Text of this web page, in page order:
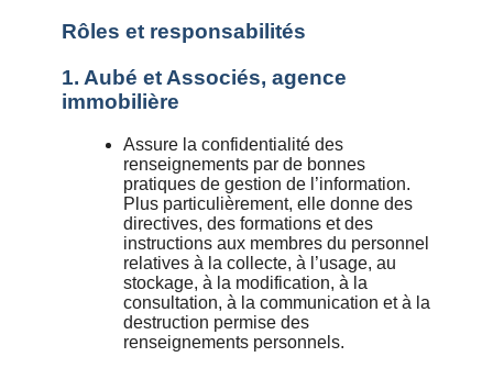
Rôles et responsabilités
1. Aubé et Associés, agence
immobilière
Assure la confidentialité des
renseignements par de bonnes
pratiques de gestion de l’information.
Plus particulièrement, elle donne des
directives, des formations et des
instructions aux membres du personnel
relatives à la collecte, à l’usage, au
stockage, à la modification, à la
consultation, à la communication et à la
destruction permise des
renseignements personnels.